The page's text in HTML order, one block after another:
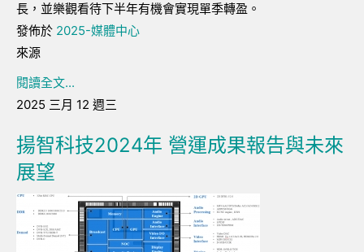
長，並樂觀看待下半年有機會實現單季轉盈。
發佈於 2025-媒體中心
來源
閱讀全文...
2025 三月 12 週三
揚智科技2024年 營運成果報告與未來
展望